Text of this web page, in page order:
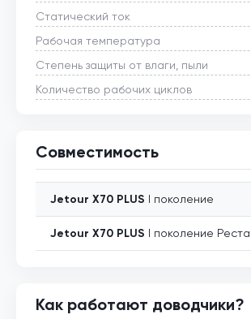
Статический ток
Рабочая температура
Степень защиты от влаги, пыли
Количество рабочих циклов
Совместимость
Jetour X70 PLUS I поколение
Jetour X70 PLUS I поколение
Как работают доводчики?